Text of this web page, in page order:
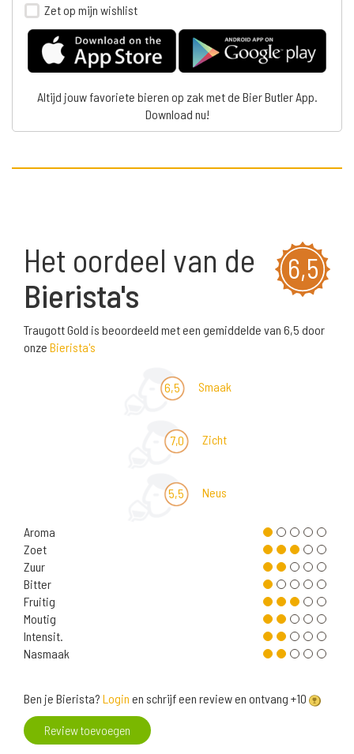
Zet op mijn wishlist
Altijd jouw favoriete bieren op zak met de Bier Butler App.
Download nu!
6,5
Het oordeel van de
Bierista's
Traugott Gold is beoordeeld met een gemiddelde van 6,5 door
onze Bierista's
6,5 Smaak
7,0 Zicht
5,5 Neus
Aroma
Zoet
Zuur
Bitter
Fruitig
Moutig
Intensit.
Nasmaak
Ben je Bierista? Login en schrijf een review en ontvang +10
Review toevoegen